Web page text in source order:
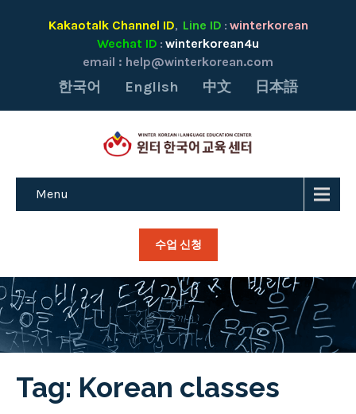
Kakaotalk Channel ID, Line ID : winterkorean
Wechat ID : winterkorean4u
email : help@winterkorean.com
한국어 English 中文 日本語
Menu
수업 신청
Tag: Korean classes